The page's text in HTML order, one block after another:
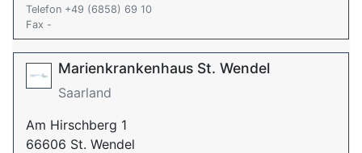
Telefon +49 (6858) 69 10
Fax -
Marienkrankenhaus St. Wendel
Saarland
Am Hirschberg 1
66606 St. Wendel